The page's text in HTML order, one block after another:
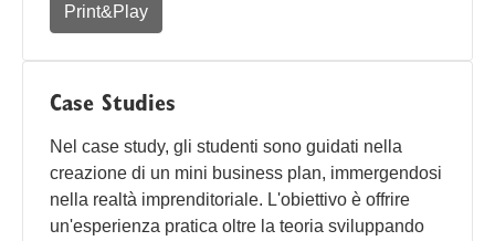
Print&Play
Case Studies
Nel case study, gli studenti sono guidati nella
creazione di un mini business plan, immergendosi
nella realtà imprenditoriale. L'obiettivo è offrire
un'esperienza pratica oltre la teoria sviluppando